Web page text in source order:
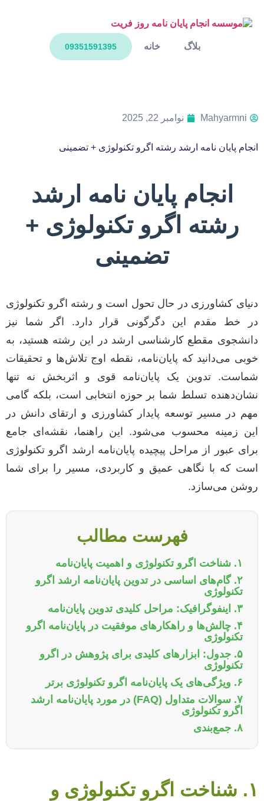
خانه بلاگ 09351591395
Mahyarmni نوامبر 22, 2025
انجام پایان نامه ارشد رشته اگرو تکنولوژی + تضمینی
انجام پایان نامه ارشد
رشته اگرو تکنولوژی +
تضمینی
دنیای کشاورزی در حال تحول است و رشته اگرو تکنولوژی
در خط مقدم این دگرگونی قرار دارد. اگر شما نیز
دانشجوی مقطع کارشناسی ارشد در این رشته هستید، به
خوبی می‌دانید که پایان‌نامه، نقطه اوج تلاش‌ها و تحقیقات
شماست. تدوین یک پایان‌نامه قوی و اثربخش نه تنها
نشان‌دهنده تسلط شما بر حوزه انتخابی است، بلکه گامی
مهم در مسیر توسعه پایدار کشاورزی و ارتقای دانش در
این زمینه محسوب می‌شود. این راهنما، نقشه‌ای جامع
برای عبور از مراحل پیچیده پایان‌نامه ارشد اگرو تکنولوژی
است که با نگاهی عمیق و کاربردی، مسیر را برای شما
روشن می‌سازد.
فهرست مطالب
۱. شناخت اگرو تکنولوژی و اهمیت پایان‌نامه
۲. گام‌های اساسی در تدوین پایان‌نامه ارشد اگرو
تکنولوژی
۳. اینفوگرافیک: مراحل کلیدی تدوین پایان‌نامه
۴. چالش‌ها و راهکارهای موفقیت در پایان‌نامه اگرو
تکنولوژی
۵. جدول: ابزارهای کلیدی برای پژوهش در اگرو
تکنولوژی
۶. ویژگی‌های یک پایان‌نامه اگرو تکنولوژی برتر
۷. سوالات متداول (FAQ) در مورد پایان‌نامه ارشد
اگرو تکنولوژی
۸. جمع‌بندی
۱. شناخت اگرو تکنولوژی و